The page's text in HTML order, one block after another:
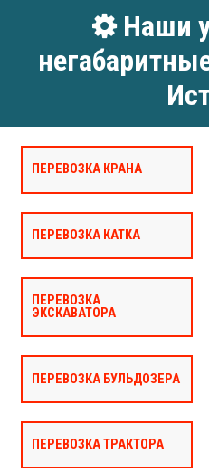
Наши
ПЕРЕВОЗКА КРАНА
ПЕРЕВОЗКА КАТКА
ПЕРЕВОЗКА
ЭКСКАВАТОРА
ПЕРЕВОЗКА БУЛЬДОЗЕРА
ПЕРЕВОЗКА ТРАКТОРА